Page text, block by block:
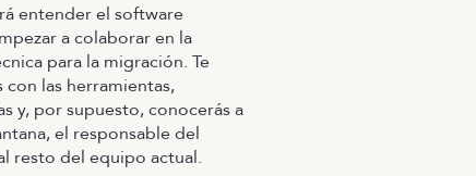
entender el software
a colaborar en la
para la migración. Te
con las herramientas,
y, por supuesto, conocerás a
el responsable del
resto del equipo actual.